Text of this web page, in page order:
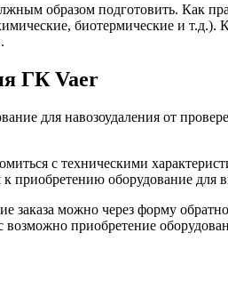
образом подготовить. Как
биотермические и
ГК Vaer
для навозоудаления от
с техническими
приобретению оборудование
заказа можно через форму
приобретение